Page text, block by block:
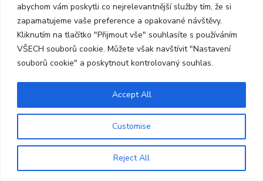
abychom vám poskytli co nejrelevantnější služby tím, že si
zapamatujeme vaše preference a opakované návštěvy.
Kliknutím na tlačítko "Přijmout vše" souhlasíte s používáním
VŠECH souborů cookie. Můžete však navštívit "Nastavení
souborů cookie" a poskytnout kontrolovaný souhlas.
Customise
Reject All
Accept All
© 2026 Centrum MARTIN |
přístupnosti|GDPR